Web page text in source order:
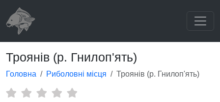
Троянів (р. Гнилоп'ять)
Головна Риболовні місця Троянів (р. Гнилоп'ять)